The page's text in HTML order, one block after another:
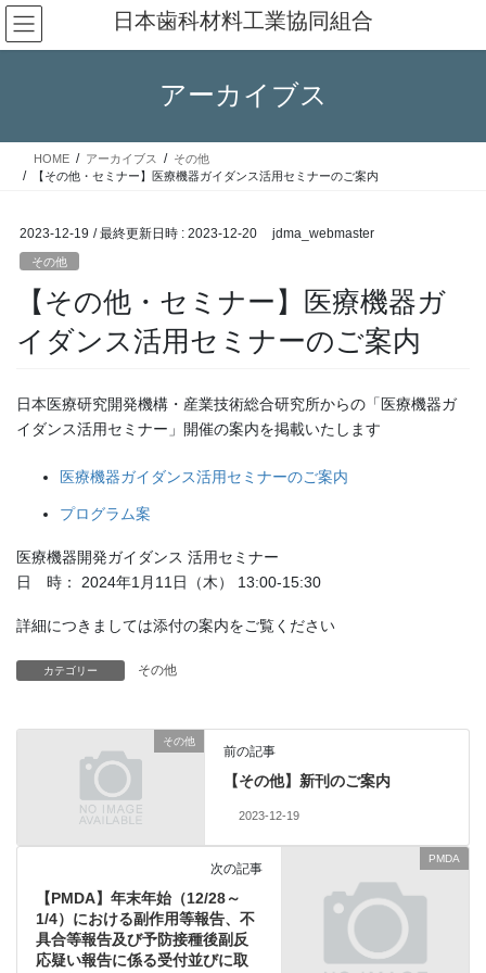
コ
ン
テ
ス
ナ
ビ
ゲ
ン
日本歯科材料工業協同組合
アーカイブス
HOME アーカイブス
その他
【その他・セミナー】医療機器ガイダンス活用セミナーのご案内
2023-12-19 / 最終更新日時 : 2023-12-20 jdma_webmaster
その他
【その他・セミナー】医療機器ガ
イダンス活用セミナーのご案内
日本医療研究開発機構・産業技術総合研究所からの「医療機器ガ
イダンス活用セミナー」開催の案内を掲載いたします
医療機器ガイダンス活用セミナーのご案内
プログラム案
医療機器開発ガイダンス 活用セミナー
日 時： 2024年1月11日（木） 13:00-15:30
詳細につきましては添付の案内をご覧ください
カテゴリー その他
その他
前の記事
【その他】新刊のご案内
2023-12-19
PMDA
次の記事
【PMDA】年末年始（12/28～
1/4）における副作用等報告、不
具合等報告及び予防接種後副反
応疑い報告に係る受付並びに取